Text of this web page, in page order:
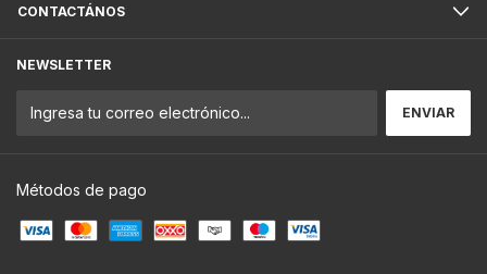
CONTACTÁNOS
NEWSLETTER
Métodos de pago